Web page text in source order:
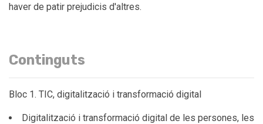
haver de patir prejudicis d'altres.
Continguts
Bloc 1. TIC, digitalització i transformació digital
Digitalització i transformació digital de les persones, les